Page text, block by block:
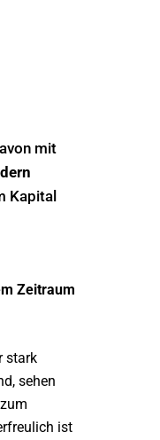
mit
Kapital
Zeitraum
stark
sehen
ist